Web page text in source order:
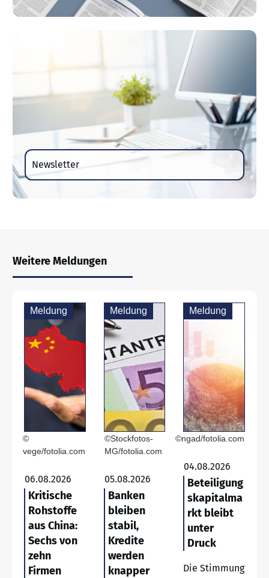
Newsletter
Weitere Meldungen
Meldung
©
vege/fotolia.com
06.08.2026
Kritische
Rohstoffe
aus China:
Sechs von
zehn
Firmen
Meldung
©Stockfotos-
MG/fotolia.com
05.08.2026
Banken
bleiben
stabil,
Kredite
werden
knapper
Meldung
©ngad/fotolia.com
04.08.2026
Beteiligung
skapitalma
rkt bleibt
unter
Druck
Die Stimmung